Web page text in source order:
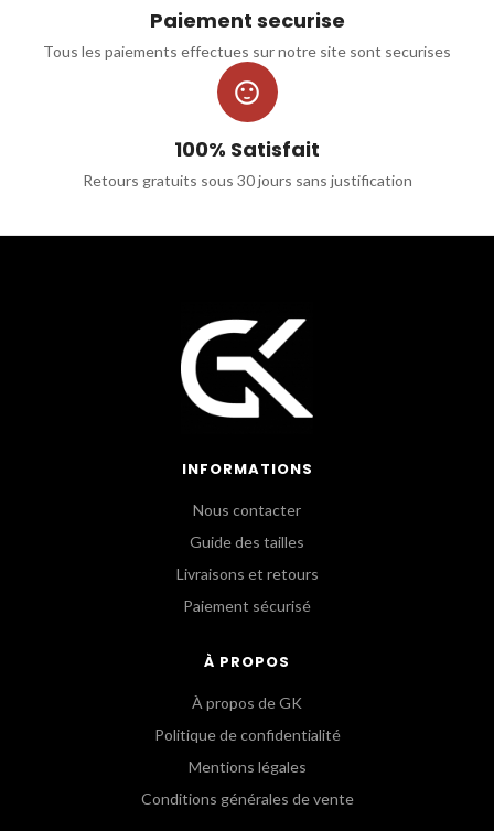
Paiement securise
Tous les paiements effectues sur notre site sont securises

100% Satisfait
Retours gratuits sous 30 jours sans justification
INFORMATIONS
Nous contacter
Guide des tailles
Livraisons et retours
Paiement sécurisé
À PROPOS
À propos de GK
Politique de confidentialité
Mentions légales
Conditions générales de vente